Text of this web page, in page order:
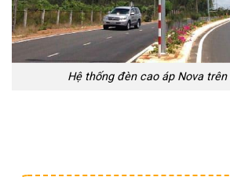
Hệ thống đèn cao áp Nova